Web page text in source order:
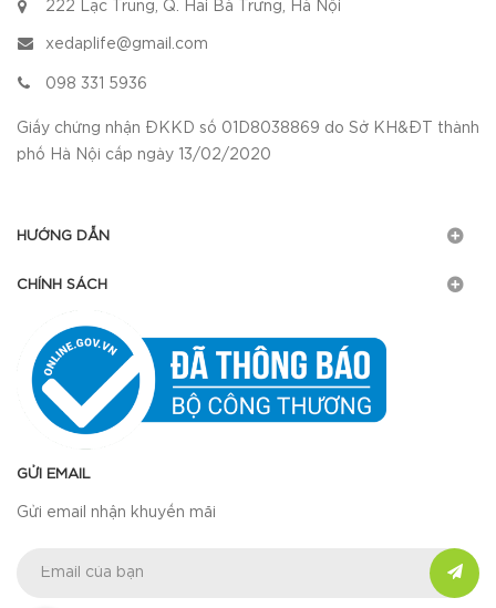
222 Lạc Trung, Q. Hai Bà Trưng, Hà Nội
xedaplife@gmail.com
098 331 5936
Giấy chứng nhận ĐKKD số 01D8038869 do Sở KH&ĐT thành
phố Hà Nội cấp ngày 13/02/2020
HƯỚNG DẪN
CHÍNH SÁCH
GỬI EMAIL
Gửi email nhận khuyến mãi